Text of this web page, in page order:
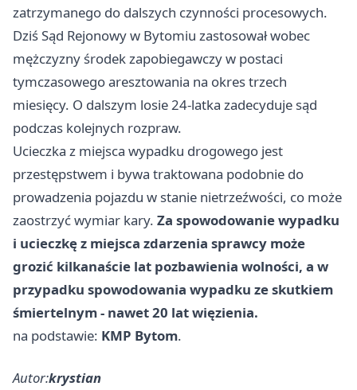
zatrzymanego do dalszych czynności procesowych.
Dziś Sąd Rejonowy w Bytomiu zastosował wobec
mężczyzny środek zapobiegawczy w postaci
tymczasowego aresztowania na okres trzech
miesięcy. O dalszym losie 24-latka zadecyduje sąd
podczas kolejnych rozpraw.
Ucieczka z miejsca wypadku drogowego jest
przestępstwem i bywa traktowana podobnie do
prowadzenia pojazdu w stanie nietrzeźwości, co może
zaostrzyć wymiar kary. Za spowodowanie wypadku
i ucieczkę z miejsca zdarzenia sprawcy może
grozić kilkanaście lat pozbawienia wolności, a w
przypadku spowodowania wypadku ze skutkiem
śmiertelnym - nawet 20 lat więzienia.
na podstawie: KMP Bytom.
Autor:krystian